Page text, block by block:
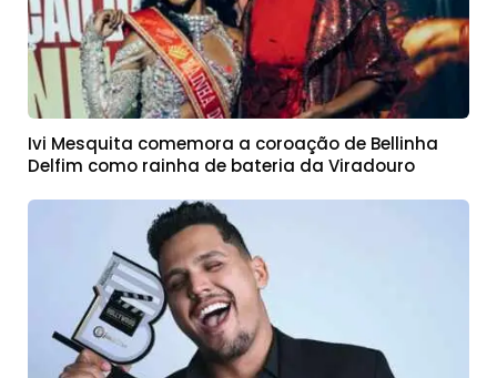
Ivi Mesquita comemora a coroação de Bellinha
Delfim como rainha de bateria da Viradouro